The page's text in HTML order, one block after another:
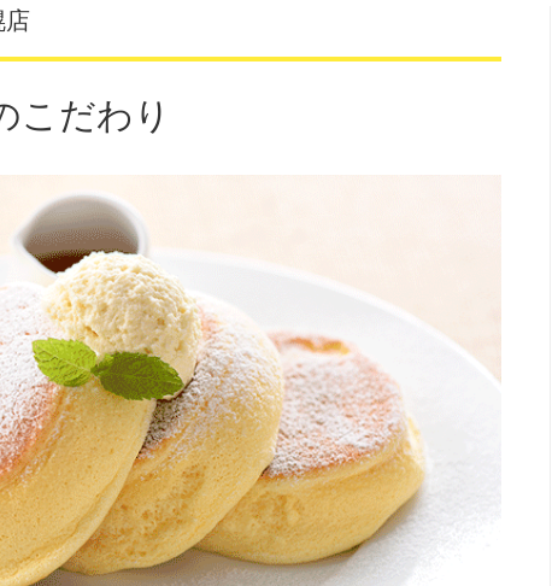
店
こだわり